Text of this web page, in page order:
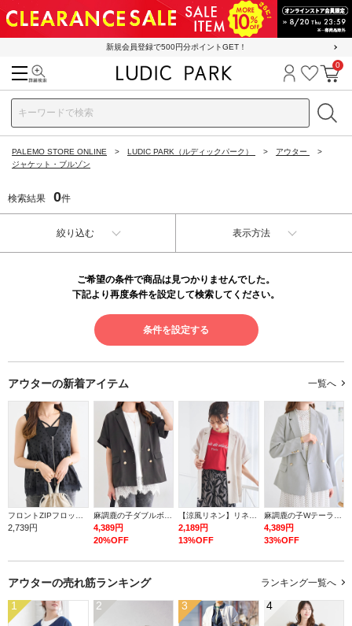
新規会員登録で500円分ポイントGET！
ログイン
お気に
カ
0
PALEMO STORE ONLINE LUDIC PARK（ルディックパーク）
アウター
ジャケット・ブルゾン
検索結果 0件
絞り込む 表示方法
ご希望の条件で商品は見つかりませんでした。
下記より再度条件を設定して検索してください。
条件を設定する
アウターの新着アイテム 一覧へ
2,739円
4,389円
20%OFF
2,189円
13%OFF
4,389円
33%OFF
アウターの売れ筋ランキング ランキング一覧へ
1 2 3 4